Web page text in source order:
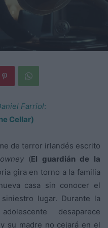
Farriol:
Cellar)
de terror irlandés escrito
(El guardián de la
gira en torno a la familia
casa sin conocer el
lugar. Durante la
desaparece
su madre no cejará en el